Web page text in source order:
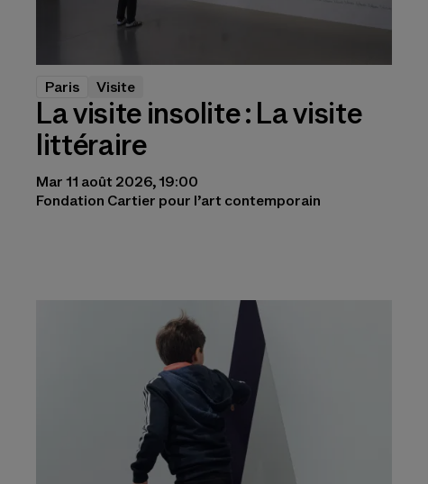
Paris Visite
La visite insolite : La visite
littéraire
Mar 11 août 2026, 19:00
Fondation Cartier pour l’art contemporain